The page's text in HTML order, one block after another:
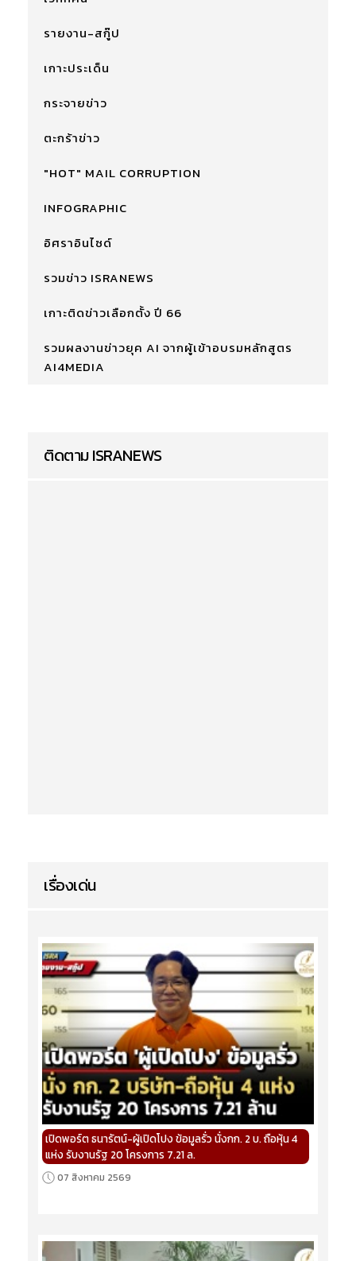
รายงาน-สกู๊ป
เกาะประเด็น
กระจายข่าว
ตะกร้าข่าว
"HOT" MAIL CORRUPTION
INFOGRAPHIC
อิศราอินไซด์
รวมข่าว ISRANEWS
เกาะติดข่าวเลือกตั้ง ปี 66
รวมผลงานข่าวยุค AI จากผู้เข้าอบรมหลักสูตร
AI4MEDIA
ติดตาม ISRANEWS
เรื่องเด่น
เปิดพอร์ต ธนารัตน์-ผู้เปิดโปง ข้อมูลรั่ว นั่งกก. 2 บ. ถือหุ้น 4
แห่ง รับงานรัฐ 20 โครงการ 7.21 ล.
07 สิงหาคม 2569